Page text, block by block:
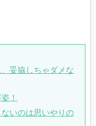
妥協しちゃダメな
！
いのは思いやりの